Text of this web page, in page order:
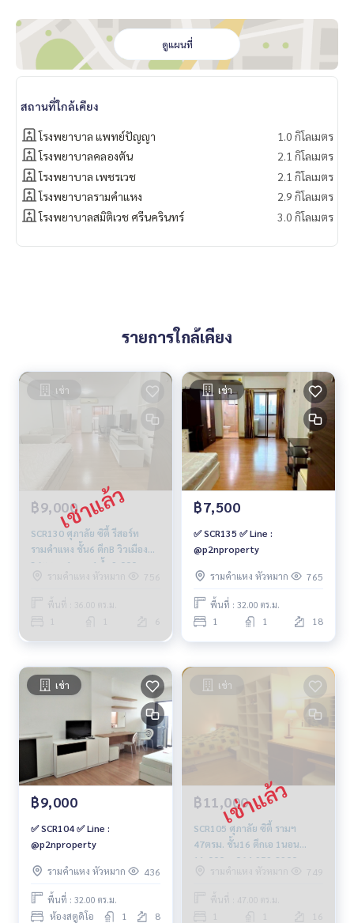
ดูแผนที่
สถานที่ใกล้เคียง
โรงพยาบาล แพทย์ปัญญา
1.0 กิโลเมตร
โรงพยาบาลคลองตัน
2.1 กิโลเมตร
โรงพยาบาล เพชรเวช
2.1 กิโลเมตร
โรงพยาบาลรามคำแหง
2.9 กิโลเมตร
โรงพยาบาลสมิติเวช ศรีนครินทร์
3.0 กิโลเมตร
รายการใกล้เคียง
เช่า
฿9,000
SCR130 ศุภาลัย ซิตี้ รีสอร์ท
รามคำแหง ชั้น6 ตึกB วิวเมือง
36ตร.ม. 1นอน 1น้ำ 9,000บ.
081-904-4692
รามคำแหง หัวหมาก 756
พื้นที่ : 36.00 ตร.ม.
6
เช่า
฿7,500
✅ SCR135 ✅ Line :
@p2nproperty
รามคำแหง หัวหมาก 765
พื้นที่ : 32.00 ตร.ม.
1 1 18
เช่า
฿9,000
✅ SCR104 ✅ Line :
@p2nproperty
รามคำแหง หัวหมาก 436
พื้นที่ : 32.00 ตร.ม.
ห้องสตูดิโอ 1 8
เช่า
฿11,000
SCR105 ศุภาลัย ซิตี้ รามฯ
47ตรม. ชั้น16 ตึกเอ 1นอน
11,000บ. 064-959-8900
รามคำแหง หัวหมาก
749
พื้นที่ : 47.00 ตร.ม.
16